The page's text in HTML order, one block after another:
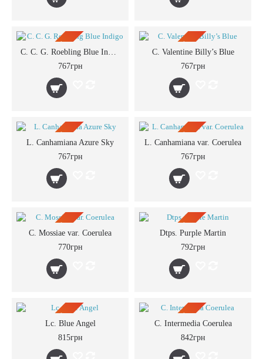
ПРЕДЗАКАЗ
C. C. G. Roebling Blue Indigo
767грн
ПРЕДЗАКАЗ
C. Valentine Billy’s Blue
767грн
ПРЕДЗАКАЗ
L. Canhamiana Azure Sky
767грн
ПРЕДЗАКАЗ
L. Canhamiana var. Сoerulea
767грн
ПРЕДЗАКАЗ
C. Mossiae var. Coerulea
770грн
ПРЕДЗАКАЗ
Dtps. Purple Martin
792грн
ПРЕДЗАКАЗ
Lc. Blue Angel
815грн
ПРЕДЗАКАЗ
C. Intermedia Coerulea
842грн